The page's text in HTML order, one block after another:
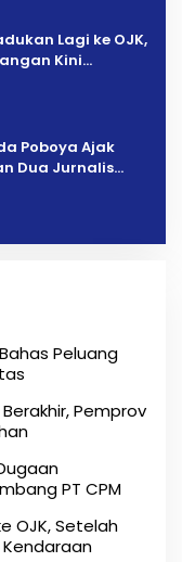
Lagi ke OJK,
Kini
Poboya Ajak
Dua Jurnalis
Peluang
Pemprov
PT CPM
OJK, Setelah
Kendaraan